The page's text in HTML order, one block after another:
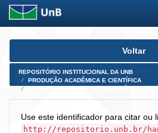
Skip
Voltar
REPOSITÓRIO INSTITUCIONAL DA UNB
PRODUÇÃO ACADÊMICA E CIENTÍFICA
Use este identificador para citar ou
http://repositorio.unb.br/